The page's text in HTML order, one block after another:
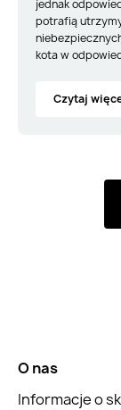
jednak
potrafią
kota w
Czytaj
O nas
Informacje o